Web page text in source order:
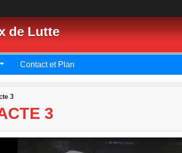
de Lutte
Contact et Plan
3
3